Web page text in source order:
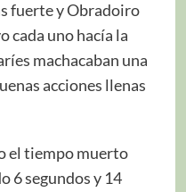
fuerte y Obradoiro
cada uno hacía la
machacaban una
acciones llenas
el tiempo muerto
6 segundos y 14